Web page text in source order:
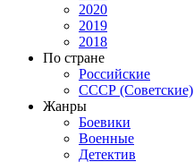
2020
2019
2018
По стране
Российские
СССР (Советские)
Жанры
Боевики
Военные
Детектив